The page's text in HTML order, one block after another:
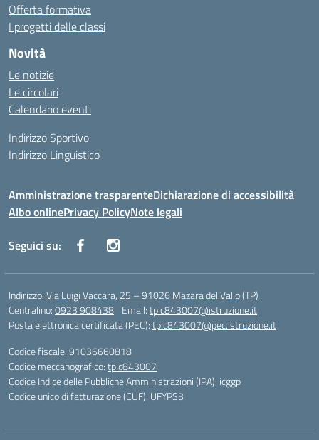
Offerta formativa
I progetti delle classi
Novità
Le notizie
Le circolari
Calendario eventi
Indirizzo Sportivo
Indirizzo Linguistico
Amministrazione trasparenteDichiarazione di accessibilità
Albo onlinePrivacy PolicyNote legali
Seguici su:
Indirizzo:Via Luigi Vaccara, 25 – 91026 Mazara del Vallo (TP)
Centralino:0923 908438 Email:tpic843007@istruzione.it
Posta elettronica certificata (PEC):tpic843007@pec.istruzione.it
Codice fiscale: 91036660818
Codice meccanografico:tpic843007
Codice Indice delle Pubbliche Amministrazioni (IPA): icggp
Codice unico di fatturazione (CUF): UFYPS3